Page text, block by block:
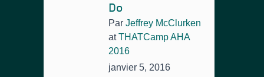
Do
Par Jeffrey McClurken
atTHATCamp AHA
2016
janvier 5, 2016